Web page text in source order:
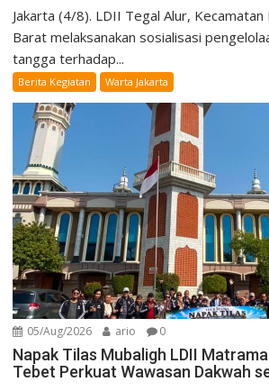
Jakarta (4/8). LDII Tegal Alur, Kecamatan
Barat melaksanakan sosialisasi
tangga terhadap...
Berita Kegiatan Warta Jakarta
05/Aug/2026 ario 0
Napak Tilas Mubaligh LDII
Tebet Perkuat Wawasan Dakwah